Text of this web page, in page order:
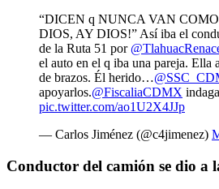
“DICEN q NUNCA VAN
DIOS, AY DIOS!” Así iba el
de la Ruta 51 por
el auto en el q iba una pareja. Ella
de brazos. Él herido…
apoyarlos.@FiscaliaCDMX
pic.twitter.com/ao1U2X4JJp
— Carlos Jiménez (@c4jimenez)
Conductor del camión se dio a